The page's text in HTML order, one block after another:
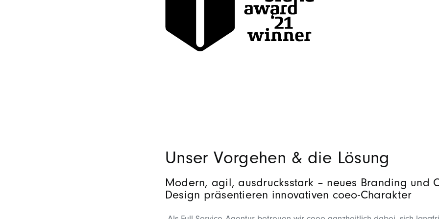
Unser Vorgehen & die Lösung
Modern, agil, ausdrucksstark – neues Branding und
Design präsentieren innovativen coeo-Charakter